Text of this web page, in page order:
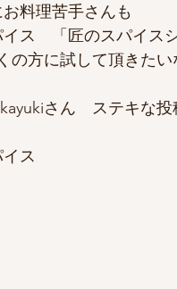
料理苦手さんも
ス　「匠のスパイス
の方に試して頂きたい
さん　ステキな
ス